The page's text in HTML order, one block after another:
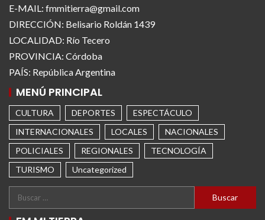
E-MAIL: fmmitierra@gmail.com
DIRECCIÓN: Belisario Roldán 1439
LOCALIDAD: Río Tecero
PROVINCIA: Córdoba
PAÍS: República Argentina
MENÚ PRINCIPAL
CULTURA DEPORTES
ESPECTÁCULO
INTERNACIONALES
LOCALES
NACIONALES
POLICIALES
REGIONALES
TECNOLOGÍA
TURISMO
Uncategorized